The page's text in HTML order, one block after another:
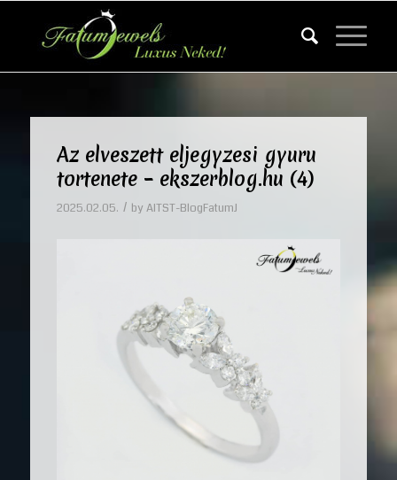
Az elveszett eljegyzesi gyuru
tortenete – ekszerblog.hu (4)
2025.02.05. / by AITST-BlogFatumJ